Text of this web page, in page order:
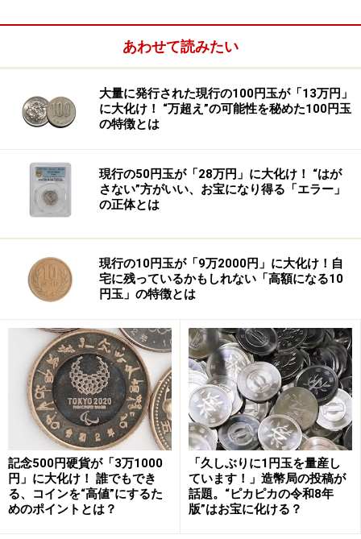
も娘の体に死んだ母親の魂が入り込む東野圭吾作の『秘
ストーリーも起伏に富み、どんでん返しが起きたと思っ
たらそれがひっくり返され、まさかそうだったと
は・・・と思ったところにさらなるどんでん返しが起
き、観客はスクリーンに釘付けになる。
主人公に観客が祈りを重ね合わせる
あわせて読みたい
大量に発行された現行の100円玉が「13万円」
に大化け！ “万超え”の可能性を秘めた100円玉
の特徴とは
現行の50円玉が「28万円」に大化け！ “はが
さない”方がいい、お宝になり得る「エラー」
の正体とは
現行の10円玉が「9万2000円」に大化け！自
宅に残っているかもしれない「高額になる10
円玉」の特徴とは
記念500円硬貨が「3万1000
円」に大化け！ 誰でもでき
る、コインを“高値”にするた
めのポイントとは？
「久しぶりに1円玉を量産し
ています！」造幣局の投稿が
話題。“ピカピカの令和8年
版”はお宝に化ける？